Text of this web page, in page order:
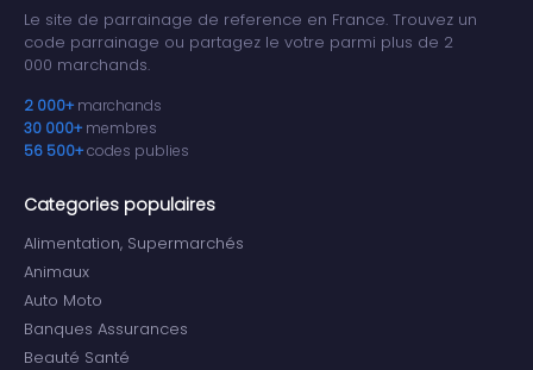
Le site de parrainage de reference en France. Trouvez un
code parrainage ou partagez le votre parmi plus de 2
000 marchands.
2 000+ marchands
30 000+ membres
56 500+codes publies
Categories populaires
Alimentation, Supermarchés
Animaux
Auto Moto
Banques Assurances
Beauté Santé